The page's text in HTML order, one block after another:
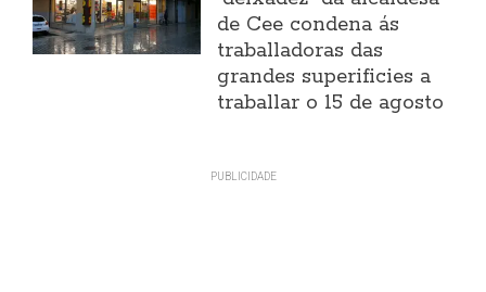
de Cee condena ás
traballadoras das
grandes superificies a
traballar o 15 de agosto